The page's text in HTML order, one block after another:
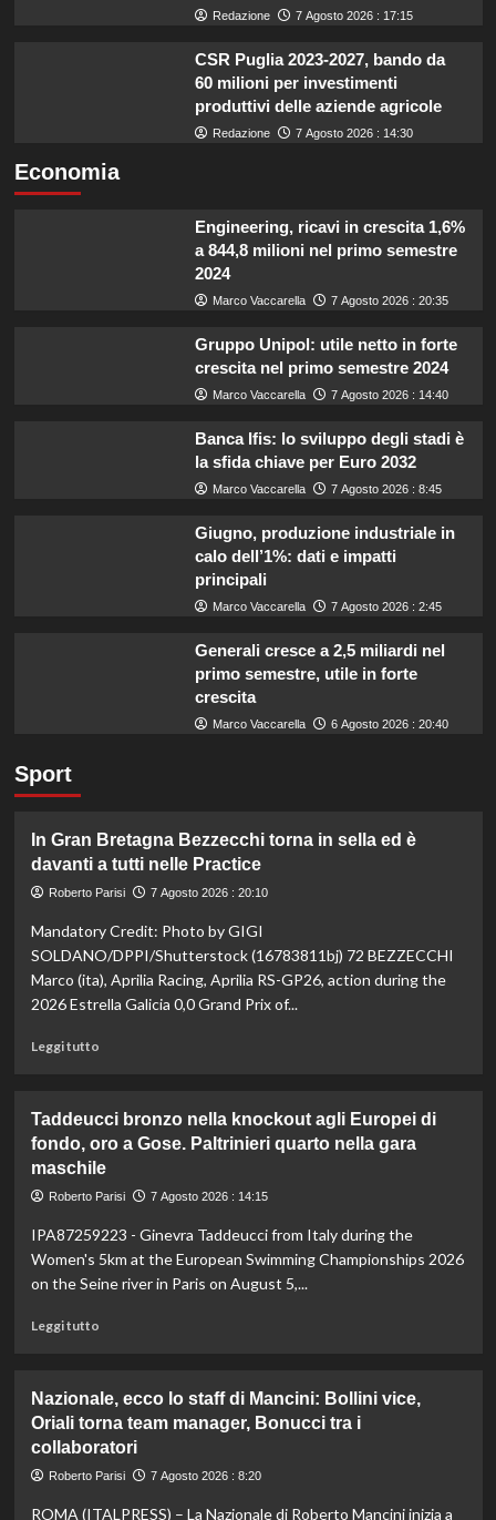
Redazione 7 Agosto 2026 : 17:15
CSR Puglia 2023-2027, bando da
60 milioni per investimenti
produttivi delle aziende agricole
Redazione 7 Agosto 2026 : 14:30
Economia
Engineering, ricavi in crescita 1,6%
a 844,8 milioni nel primo semestre
2024
Marco Vaccarella 7 Agosto 2026 : 20:35
Gruppo Unipol: utile netto in forte
crescita nel primo semestre 2024
Marco Vaccarella 7 Agosto 2026 : 14:40
Banca Ifis: lo sviluppo degli stadi è
la sfida chiave per Euro 2032
Marco Vaccarella 7 Agosto 2026 : 8:45
Giugno, produzione industriale in
calo dell’1%: dati e impatti
principali
Marco Vaccarella 7 Agosto 2026 : 2:45
Generali cresce a 2,5 miliardi nel
primo semestre, utile in forte
crescita
Marco Vaccarella 6 Agosto 2026 : 20:40
Sport
In Gran Bretagna Bezzecchi torna in sella ed è
davanti a tutti nelle Practice
Roberto Parisi 7 Agosto 2026 : 20:10
Mandatory Credit: Photo by GIGI
SOLDANO/DPPI/Shutterstock (16783811bj) 72 BEZZECCHI
Marco (ita), Aprilia Racing, Aprilia RS-GP26, action during the
2026 Estrella Galicia 0,0 Grand Prix of...
Leggi tuttoLeggi
In
Gran
Bretagna
Bezzecchi
in
sella
ed
Practice
Taddeucci bronzo nella knockout agli Europei di
fondo, oro a Gose. Paltrinieri quarto nella gara
maschile
Roberto Parisi 7 Agosto 2026 : 14:15
IPA87259223 - Ginevra Taddeucci from Italy during the
Women's 5km at the European Swimming Championships 2026
on the Seine river in Paris on August 5,...
Leggi tuttoLeggi
Taddeucci
bronzo
nella
knockout
Europei
Nazionale, ecco lo staff di Mancini: Bollini vice,
Oriali torna team manager, Bonucci tra i
collaboratori
Roberto Parisi 7 Agosto 2026 : 8:20
ROMA (ITALPRESS) – La Nazionale di Roberto Mancini inizia a